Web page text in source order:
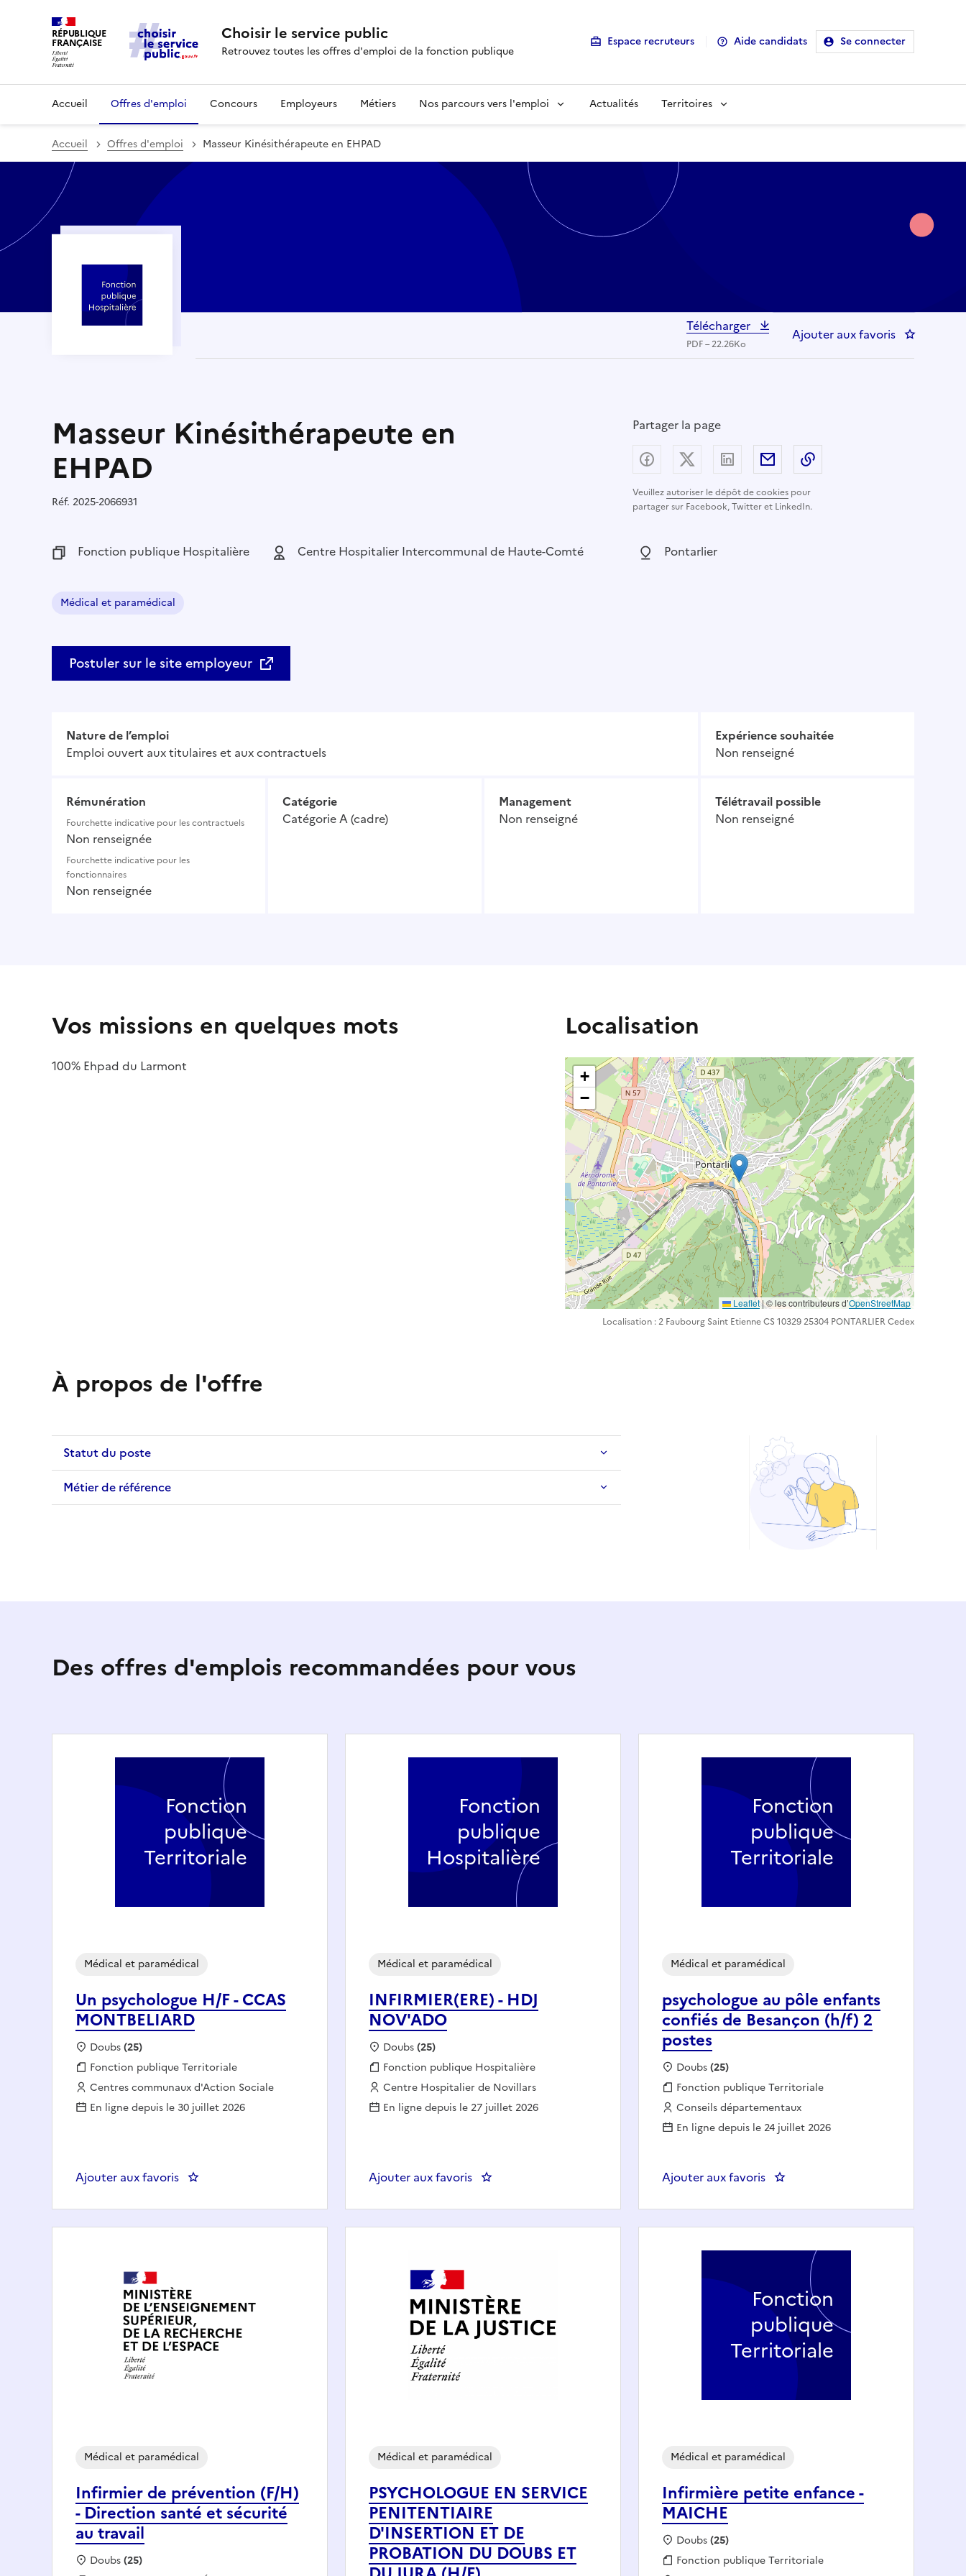
RÉPUBLIQUE
FRANÇAISE Choisir le service public
Retrouvez toutes les offres d'emploi de la fonction publique
Espace recruteurs Aide candidats Se connecter
Accueil Offres d'emploi Concours Employeurs Métiers Nos parcours vers l'emploi Actualités Territoires
Accueil Offres d'emploi Masseur Kinésithérapeute en EHPAD
Télécharger
PDF – 22.26Ko
Ajouter aux favoris : Masseur
Masseur Kinésithérapeute en
EHPAD
Partager la page
Veuillezautoriser le dépôt de cookies pour
partager sur Facebook, Twitter et LinkedIn.
Partager sur Facebook
Partager sur X (anciennement Twitter) -
Partager sur LinkedIn
Partager par email
Réf. Référence :
2025-2066931
Fonction publique :
Fonction publique Hospitalière Employeur :
Centre Hospitalier Intercommunal de Haute-Comté Localisation :
Pontarlier
Médical et paramédical
Postuler sur le site employeur
Nature de l’emploi
Emploi ouvert aux titulaires et aux contractuels
Expérience souhaitée
Non renseigné
Rémunération
Fourchette indicative pour les contractuels
Non renseignée
Fourchette indicative pour les
fonctionnaires
Non renseignée
Catégorie
Catégorie A (cadre)
Management
Non renseigné
Télétravail possible
Non renseigné
Vos missions en quelques mots
100% Ehpad du Larmont
Localisation
+
−
Leaflet| ©️️ les contributeurs d’OpenStreetMap
Localisation : 2 Faubourg Saint Etienne CS 10329 25304 PONTARLIER Cedex
À propos de l'offre
Statut du poste
Métier de référence
Des offres d'emplois recommandées pour vous
Un psychologue H/F - CCAS
MONTBELIARD
Médical et paramédical
Localisation :
Doubs(25)
Fonction publique :
Fonction publique Territoriale
Employeur :
Centres communaux d'Action Sociale
En ligne depuis le 30 juillet 2026
Ajouter aux favoris : Un psychologue H/F - CCAS MONTBELIARD
Fonction
publique
Territoriale
INFIRMIER(ERE) - HDJ
NOV'ADO
Médical et paramédical
Localisation :
Doubs(25)
Fonction publique :
Fonction publique Hospitalière
Employeur :
Centre Hospitalier de Novillars
En ligne depuis le 27 juillet 2026
Ajouter aux favoris : INFIRMIER(ERE) - HDJ NOV'ADO
Fonction
publique
Hospitalière
psychologue au pôle enfants
confiés de Besançon (h/f) 2
postes
Médical et paramédical
Localisation :
Doubs(25)
Fonction publique :
Fonction publique Territoriale
Employeur :
Conseils départementaux
En ligne depuis le 24 juillet 2026
Ajouter aux favoris : psychologue au pôle enfants
Fonction
publique
Territoriale
Infirmier de prévention (F/H)
- Direction santé et sécurité
au travail
Médical et paramédical
Localisation :
Doubs(25)
PSYCHOLOGUE EN SERVICE
PENITENTIAIRE
D'INSERTION ET DE
PROBATION DU DOUBS ET
Médical et paramédical
Infirmière petite enfance -
MAICHE
Médical et paramédical
Localisation :
Doubs(25)
Fonction publique :
Fonction publique Territoriale
Fonction
publique
Territoriale